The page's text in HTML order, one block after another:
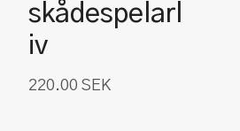
skådespelarl
iv
220.00 SEK